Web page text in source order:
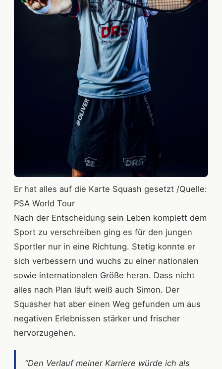
Er hat alles auf die Karte Squash gesetzt /Quelle:
PSA World Tour
Nach der Entscheidung sein Leben komplett dem
Sport zu verschreiben ging es für den jungen
Sportler nur in eine Richtung. Stetig konnte er
sich verbessern und wuchs zu einer nationalen
sowie internationalen Größe heran. Dass nicht
alles nach Plan läuft weiß auch Simon. Der
Squasher hat aber einen Weg gefunden um aus
negativen Erlebnissen stärker und frischer
hervorzugehen.
“Den Verlauf meiner Karriere würde ich als